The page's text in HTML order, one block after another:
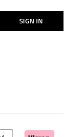
SIGN IN